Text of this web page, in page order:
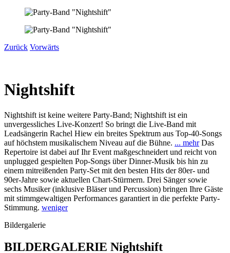
Zurück Vorwärts
Nightshift
Nightshift ist keine weitere Party-Band; Nightshift ist ein
unvergessliches Live-Konzert! So bringt die Live-Band mit
Leadsängerin Rachel Hiew ein breites Spektrum aus Top-40-Songs
auf höchstem musikalischem Niveau auf die Bühne. ... mehr Das
Repertoire ist dabei auf Ihr Event maßgeschneidert und reicht von
unplugged gespielten Pop-Songs über Dinner-Musik bis hin zu
einem mitreißenden Party-Set mit den besten Hits der 80er- und
90er-Jahre sowie aktuellen Chart-Stürmern. Drei Sänger sowie
sechs Musiker (inklusive Bläser und Percussion) bringen Ihre Gäste
mit stimmgewaltigen Performances garantiert in die perfekte Party-
Stimmung. weniger
Bildergalerie
BILDERGALERIE Nightshift